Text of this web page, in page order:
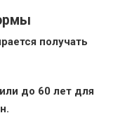
получать
до 60 лет для